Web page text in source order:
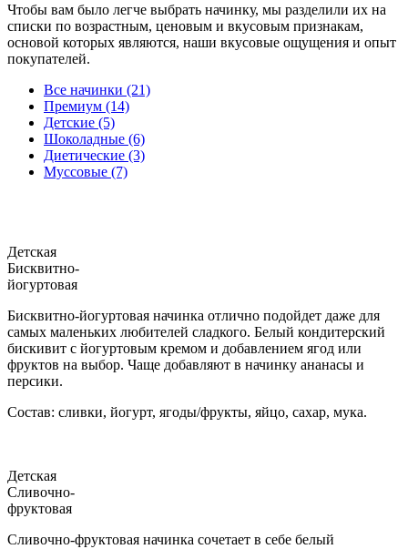
Чтобы вам было легче выбрать начинку, мы разделили их на
списки по возрастным, ценовым и вкусовым признакам,
основой которых являются, наши вкусовые ощущения и опыт
покупателей.
Все начинки (21)
Премиум (14)
Детские (5)
Шоколадные (6)
Диетические (3)
Муссовые (7)
Детская
Бисквитно-
йогуртовая
Бисквитно-йогуртовая начинка отлично подойдет даже для
самых маленьких любителей сладкого. Белый кондитерский
бискивит с йогуртовым кремом и добавлением ягод или
фруктов на выбор. Чаще добавляют в начинку ананасы и
персики.
Состав: сливки, йогурт, ягоды/фрукты, яйцо, сахар, мука.
Детская
Сливочно-
фруктовая
Сливочно-фруктовая начинка сочетает в себе белый